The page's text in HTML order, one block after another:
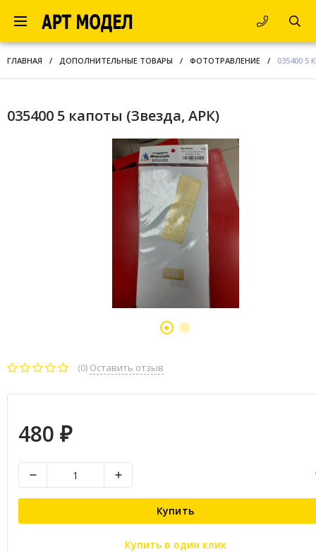
ГЛАВНАЯ / ДОПОЛНИТЕЛЬНЫЕ ТОВАРЫ / ФОТОТРАВЛЕНИЕ / 035400
035400 5 капоты (Звезда, АРК)
(0) Оставить отзыв
480 ₽
Купить
Купить в один клик